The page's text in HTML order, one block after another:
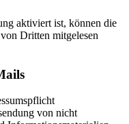
aktiviert ist, können die
Dritten mitgelesen
von nicht